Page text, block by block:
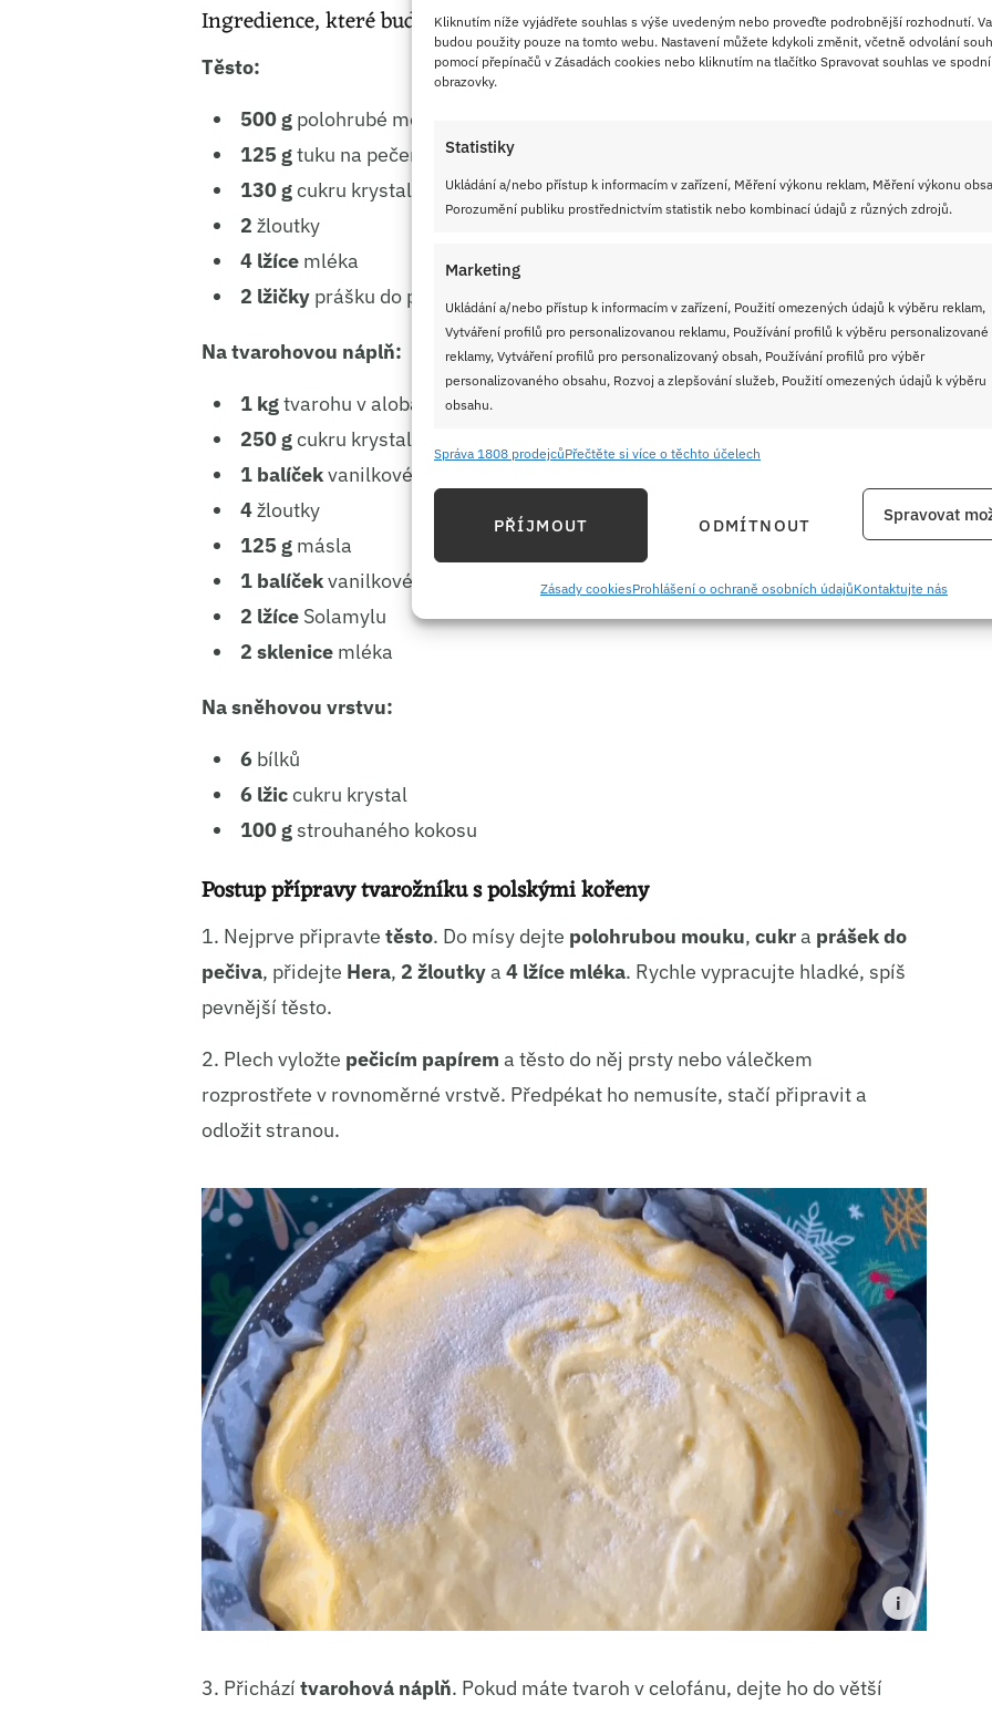
Kliknutím níže vyjádřete souhlas s výše uvedeným nebo proveďte podrobnější rozhodnutí.
budou použity pouze na tomto webu. Nastavení můžete kdykoli změnit, včetně odvolání
pomocí přepínačů v Zásadách cookies nebo kliknutím na tlačítko Spravovat souhlas ve
obrazovky.
Statistiky
Ukládání a/nebo přístup k informacím v zařízení, Měření výkonu reklam, Měření výkonu
Porozumění publiku prostřednictvím statistik nebo kombinací údajů z různých zdrojů.
Marketing
Ukládání a/nebo přístup k informacím v zařízení, Použití omezených údajů k výběru reklam,
Vytváření profilů pro personalizovanou reklamu, Používání profilů k výběru personalizované
reklamy, Vytváření profilů pro personalizovaný obsah, Používání profilů pro výběr
personalizovaného obsahu, Rozvoj a zlepšování služeb, Použití omezených údajů k výběru
obsahu.
Funkce
Identifikace zařízení na základě automaticky přenášených informací.
Používání přesných údajů o zeměpisné poloze, Identifikace zařízení na
základě aktivně požadovaných informací.
Správa 1808 prodejcůPřečtěte si více o těchto účelech
PŘÍJMOUT ODMÍTNOUT
Spravovat
Zásady cookiesProhlášení o ochraně osobních údajůKontaktujte nás
Ingredience, které budeme potřebovat na přípravu serniku
Těsto:
500 gpolohrubé mouky
125 gtuku na pečení typu Hera
130 gcukru krystal
2 žloutky
4 lžícemléka
2 lžičkyprášku do pečiva
Na tvarohovou náplň:
1 kgtvarohu v alobalu
250 gcukru krystal
1 balíčekvanilkového cukru
4žloutky
125 gmásla
1 balíčekvanilkového pudinku
2 lžíceSolamylu
2 sklenicemléka
Na sněhovou vrstvu:
6bílků
6 lžiccukru krystal
100 gstrouhaného kokosu
Postup přípravy tvarožníku s polskými kořeny
1. Nejprve připravte těsto. Do mísy dejte polohrubou mouku, cukra prášek do
pečiva, přidejte Hera, 2 žloutkya 4 lžíce mléka. Rychle vypracujte hladké, spíš
pevnější těsto.
2. Plech vyložte pečicím papírem a těsto do něj prsty nebo válečkem
rozprostřete v rovnoměrné vrstvě. Předpékat ho nemusíte, stačí připravit a
odložit stranou.
3. Přichází tvarohová náplň. Pokud máte tvaroh v celofánu, dejte ho do větší